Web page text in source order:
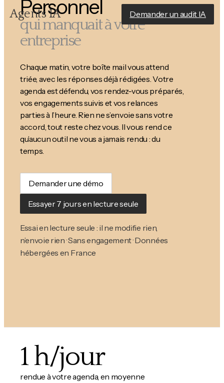
Agents IA Demander un audit IA
Personnel
qui manquait à votre
entreprise
Chaque matin, votre boîte mail vous attend
triée, avec les réponses déjà rédigées. Votre
agenda est défendu, vos rendez-vous préparés,
vos engagements suivis et vos relances
parties à l’heure. Rien ne s’envoie sans votre
accord, tout reste chez vous. Il vous rend ce
qu’aucun outil ne vous a jamais rendu : du
temps.
Demander une démo
Essayer 7 jours en lecture seule
Essai en lecture seule : il ne modifie rien,
n’envoie rien · Sans engagement · Données
hébergées en France
1 h/jour
rendue à votre agenda, en moyenne